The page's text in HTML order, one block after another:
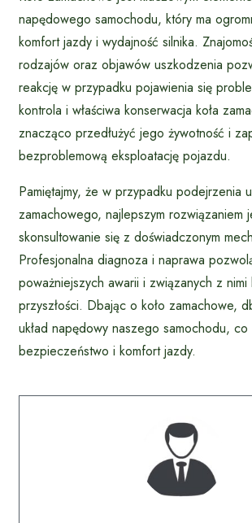
napędowego samochodu, który ma
komfort jazdy i wydajność silnika.
rodzajów oraz objawów uszkodzenia
reakcję w przypadku pojawienia się
kontrola i właściwa konserwacja koła
znacząco przedłużyć jego żywotność i
bezproblemową eksploatację pojazdu.
Pamiętajmy, że w przypadku podejrzenia
zamachowego, najlepszym rozwiązaniem
skonsultowanie się z doświadczonym
Profesjonalna diagnoza i naprawa
poważniejszych awarii i związanych z
przyszłości. Dbając o koło zamachowe,
układ napędowy naszego samochodu, co
bezpieczeństwo i komfort jazdy.